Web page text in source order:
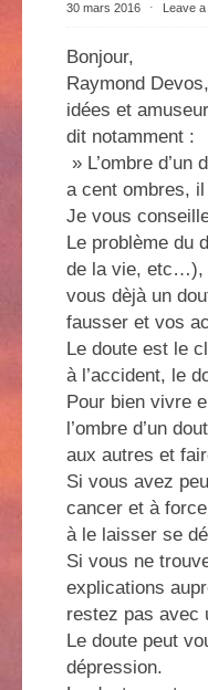
30 mars 2016 ⋅ Leave
Bonjour,
Raymond
idées et
dit notamment :
» L’ombre
a cent ombres,
Je vous
Le problème du
de la vie, etc…),
vous dèjà un
fausser et vos
Le doute est le
à l’accident, le
Pour bien vivre
l’ombre d’un
aux autres et
Si vous avez
cancer et à
à le laisser se
Si vous ne
explications
restez pas avec
Le doute peut
dépression.